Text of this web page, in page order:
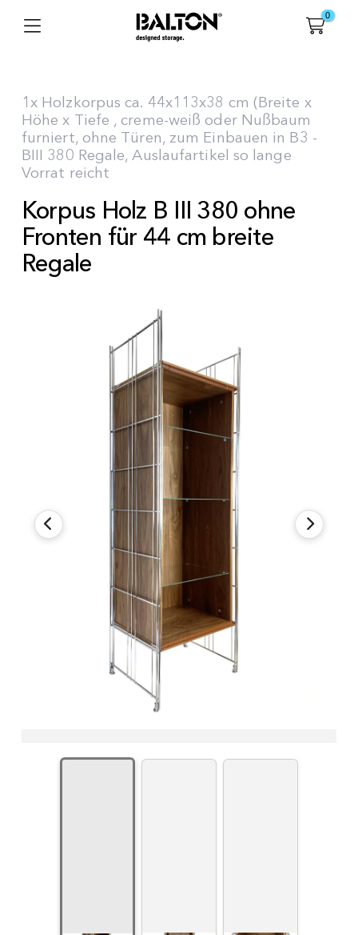
0
1x Holzkorpus ca. 44x113x38 cm (Breite x
Höhe x Tiefe , creme-weiß oder Nußbaum
furniert, ohne Türen, zum Einbauen in B3 -
BIII 380 Regale, Auslaufartikel so lange
Vorrat reicht
Korpus Holz B III 380 ohne
Fronten für 44 cm breite
Regale